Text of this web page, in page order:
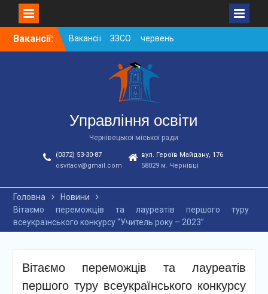
SkipВакансії:
Вакансії ЗЗСО червень
2026
Вакансії у ЗДО та
дошкільних підрозділах
ЗЗСО станом на
01.08.2026 р.
Вакансії ЗЗСО серпень
2026
Управління освіти
Чернівецької міської ради
(0372) 53-30-87
osvitacv@gmail.com
вул. Героїв Майдану, 176
58029 м. Чернівці
Головна
Новини
Вітаємо переможців та лауреатів першого туру
всеукраїнського конкурсу “Учитель року – 2023”
Вітаємо переможців та лауреатів
першого туру всеукраїнського конкурсу